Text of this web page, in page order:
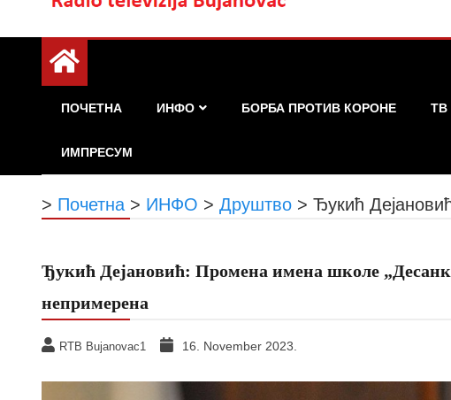
РТБ Бујановац
ПОЧЕТНА ИНФО БОРБА ПРОТИВ КОРОНЕ ТВ
ИМПРЕСУМ
> Почетна > ИНФО > Друштво > Ђукић
Ђукић Дејановић: Промена имена школе
непримерена
RTB Bujanovac1 16. November 2023.